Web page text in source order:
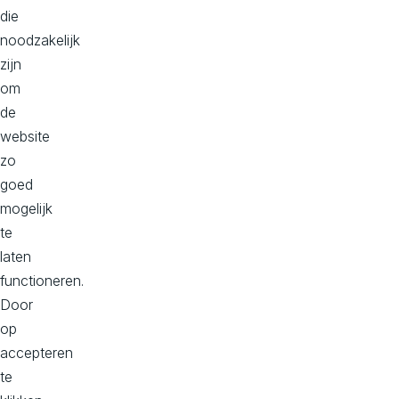
best
passende
technische
oplossing
die
ondersteunend
is
aan
je
business
doelstellingen.
Benieuwd
naar
hoe
wij
dit
die
noodzakelijk
zijn
om
de
website
zo
goed
mogelijk
te
laten
functioneren.
Door
op
accepteren
te